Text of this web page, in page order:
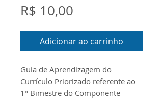
R$ 10,00
Adicionar ao carrinho
Guia de Aprendizagem do
Currículo Priorizado referente ao
1º Bimestre do Componente